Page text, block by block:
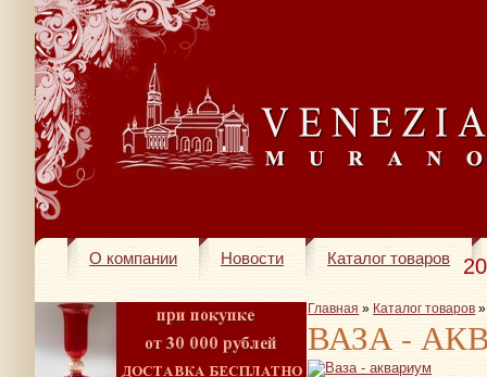
О компании Новости Каталог товаров
Главная » Каталог товаров
ВАЗА -